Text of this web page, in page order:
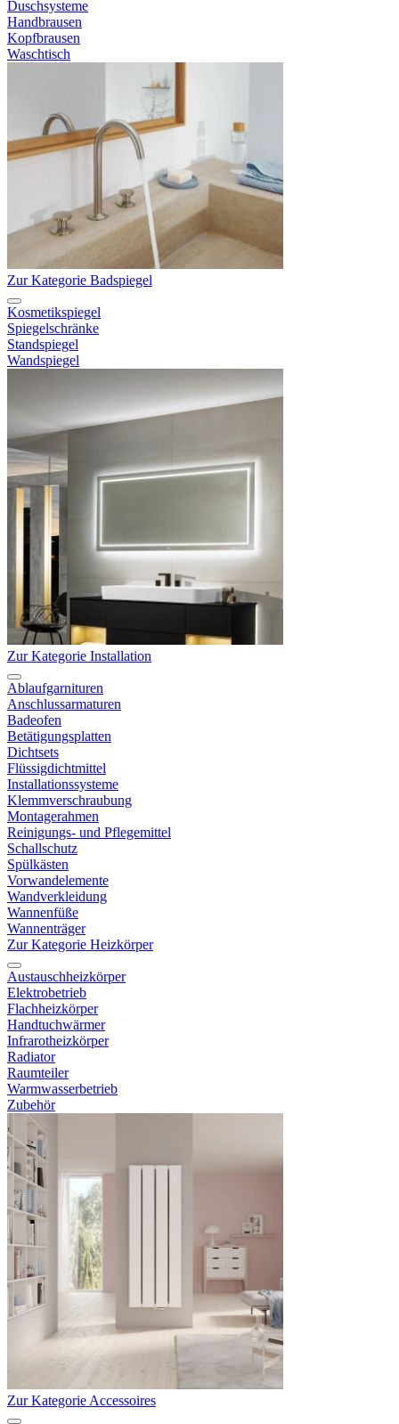
Duschsysteme
Handbrausen
Kopfbrausen
Waschtisch
Zur Kategorie Badspiegel
Kosmetikspiegel
Spiegelschränke
Standspiegel
Wandspiegel
Zur Kategorie Installation
Ablaufgarnituren
Anschlussarmaturen
Badeofen
Betätigungsplatten
Dichtsets
Flüssigdichtmittel
Installationssysteme
Klemmverschraubung
Montagerahmen
Reinigungs- und Pflegemittel
Schallschutz
Spülkästen
Vorwandelemente
Wandverkleidung
Wannenfüße
Wannenträger
Zur Kategorie Heizkörper
Austauschheizkörper
Elektrobetrieb
Flachheizkörper
Handtuchwärmer
Infrarotheizkörper
Radiator
Raumteiler
Warmwasserbetrieb
Zubehör
Zur Kategorie Accessoires